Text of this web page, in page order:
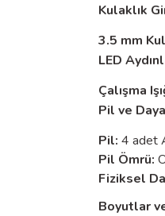
Kulaklık
3.5 mm
LED
Çalışma
Pil ve
Pil: 4 adet
Pil Ömrü:
Fiziksel
Boyutlar